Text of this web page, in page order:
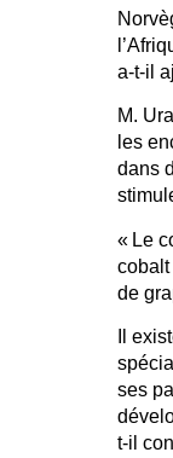
a-t-il
M.
les
dans
« Le
cobalt
de
Il
ses
t-il